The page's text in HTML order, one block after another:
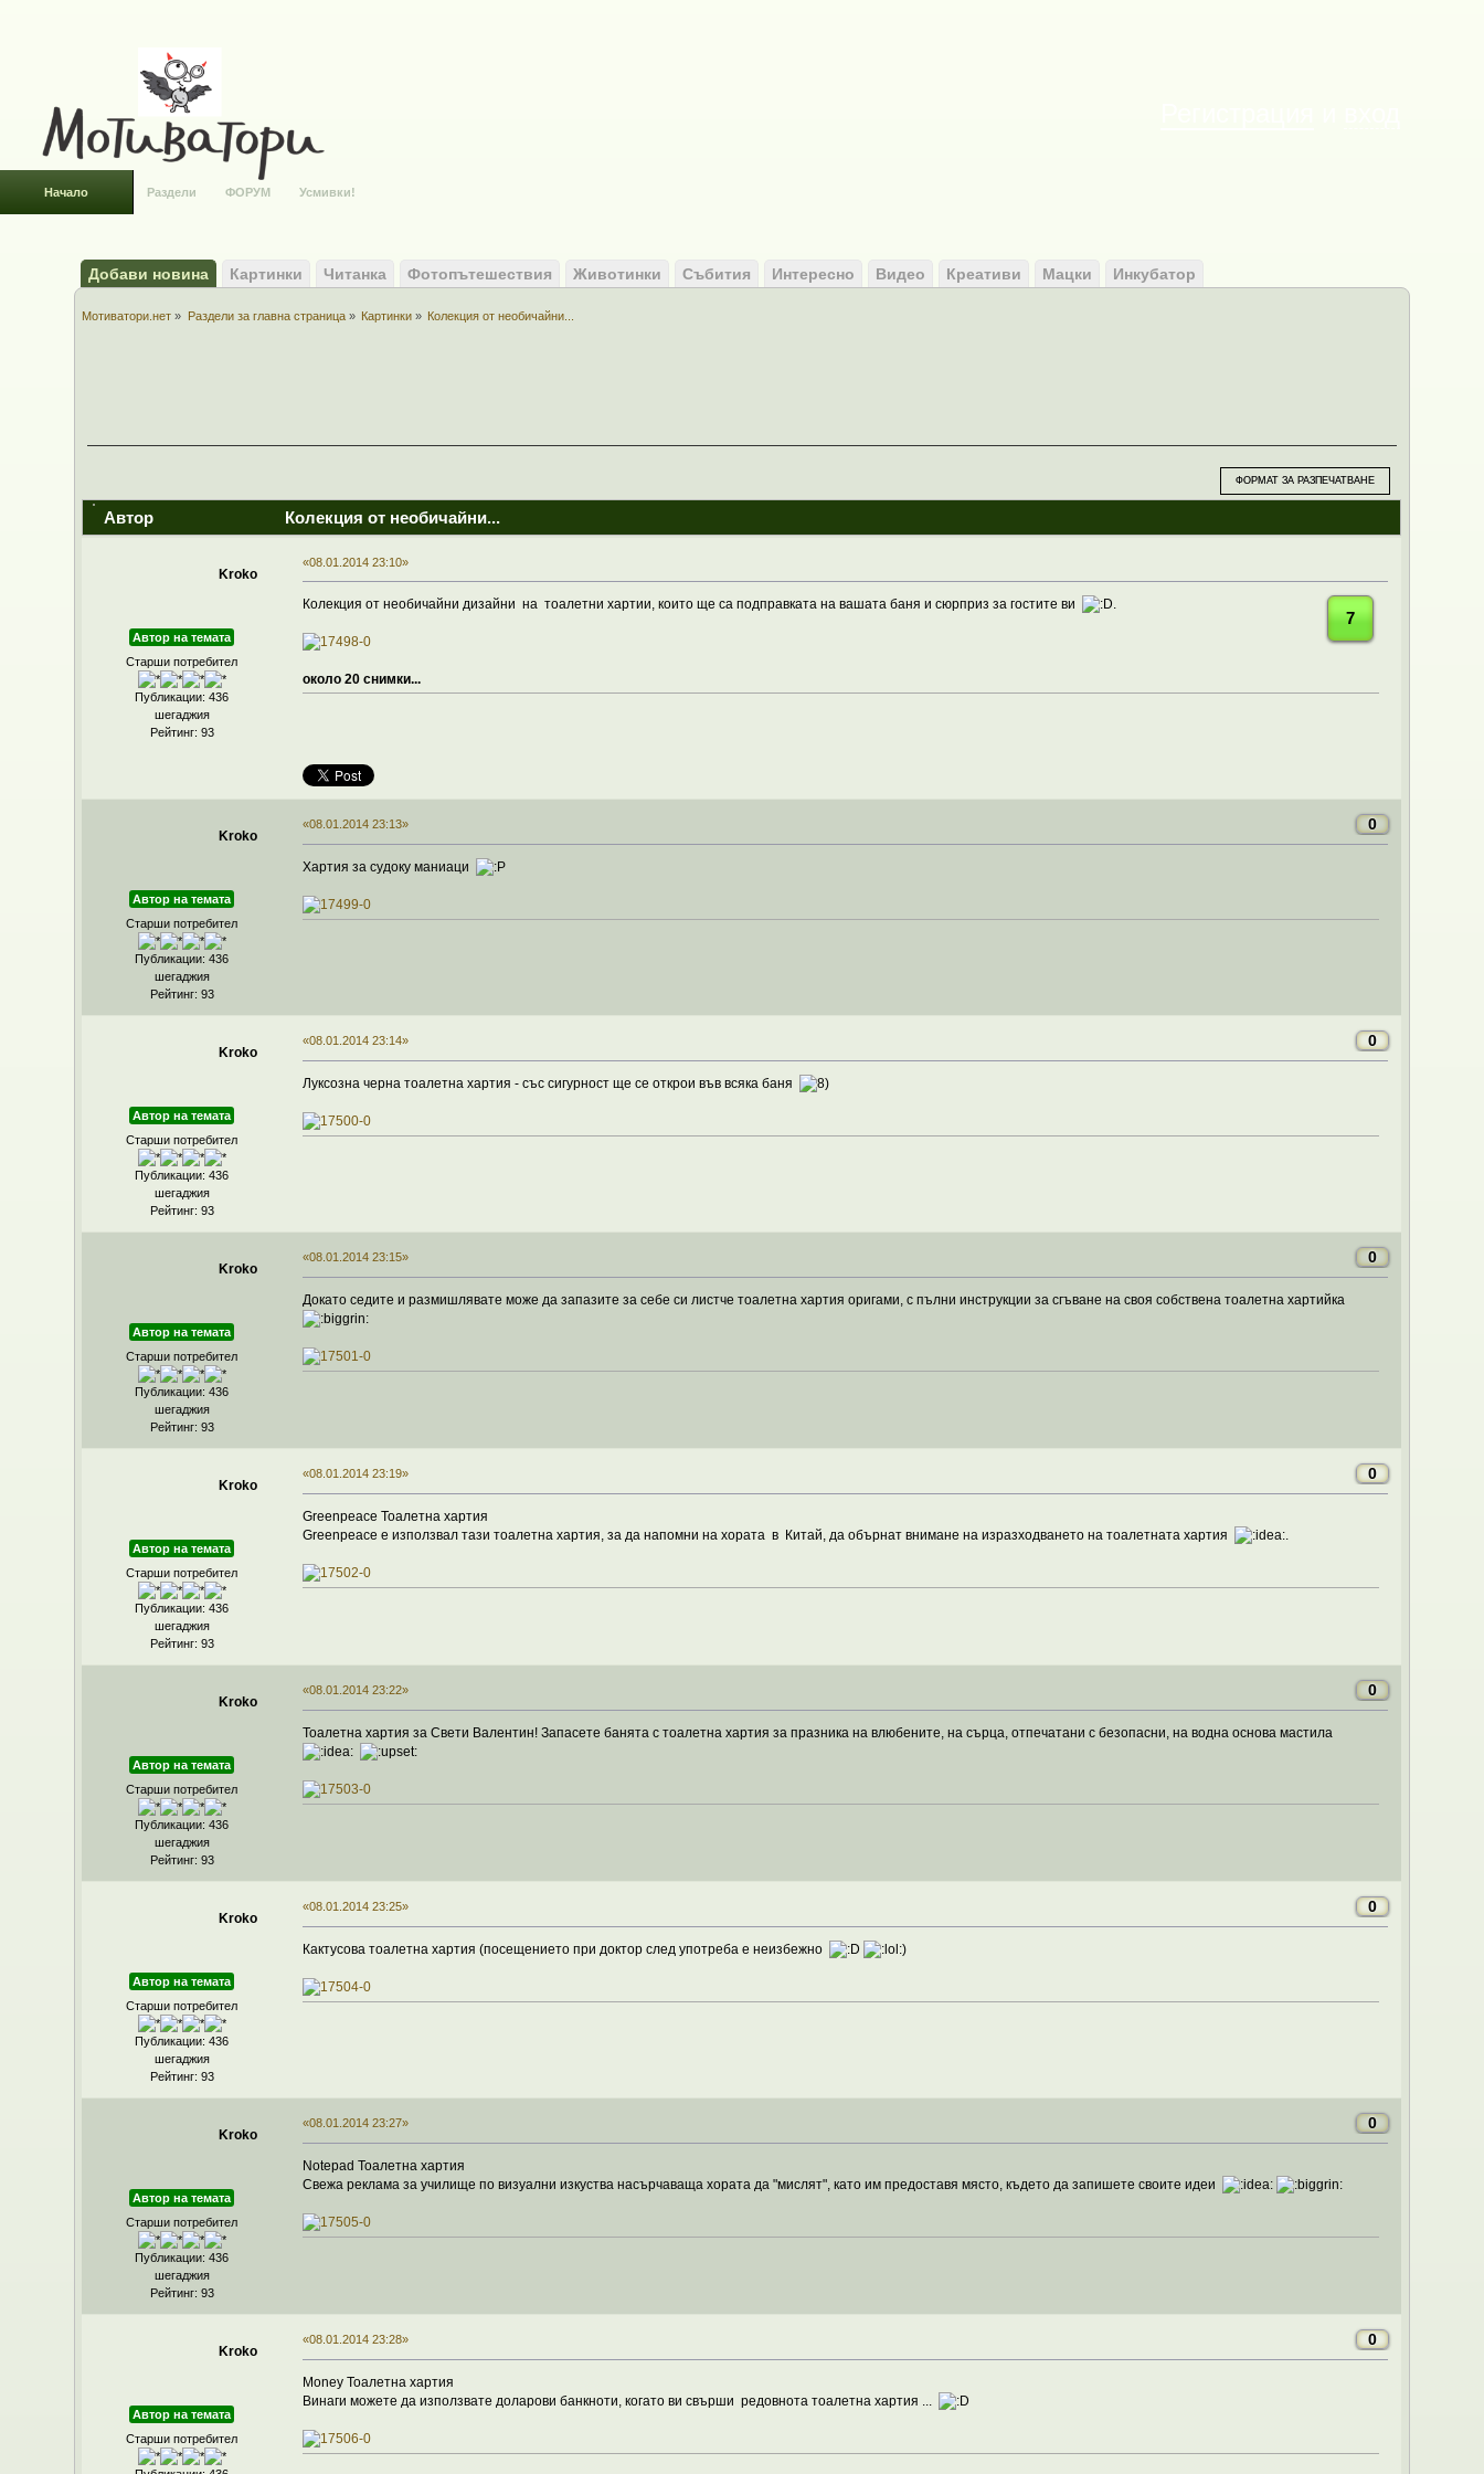
Начало Раздели ФОРУМ Усмивки!
Добави новина Картинки Читанка Фотопътешествия Животинки Събития Интересно Видео Креативи Мацки Инкубатор
Мотиватори.нет » Раздели за главна страница» Картинки » Колекция от необичайни...
ФОРМАТ ЗА РАЗПЕЧАТВАНЕ
Автор Колекция от необичайни...
Kroko
Автор на темата
Старши потребител
Публикации: 436
шегаджия
Рейтинг: 93
«08.01.2014 23:10»
7
Колекция от необичайни дизайни на тоалетни хартии, които ще са подправката на вашата баня и сюрприз за гостите ви .
около 20 снимки...
Kroko
Автор на темата
Старши потребител
Публикации: 436
шегаджия
Рейтинг: 93
«08.01.2014 23:13» 0
Хартия за судоку маниаци
Kroko
Автор на темата
Старши потребител
Публикации: 436
шегаджия
Рейтинг: 93
«08.01.2014 23:14» 0
Луксозна черна тоалетна хартия - със сигурност ще се открои във всяка баня
Kroko
Автор на темата
Старши потребител
Публикации: 436
шегаджия
Рейтинг: 93
«08.01.2014 23:15» 0
Докато седите и размишлявате може да запазите за себе си листче тоалетна хартия оригами, с пълни инструкции за сгъване на своя собствена тоалетна хартийка
Kroko
Автор на темата
Старши потребител
Публикации: 436
шегаджия
Рейтинг: 93
«08.01.2014 23:19» 0
Greenpeace Тоалетна хартия
Greenpeace е използвал тази тоалетна хартия, за да напомни на хората в Китай, да обърнат внимане на изразходването на тоалетната хартия
.
Kroko
Автор на темата
Старши потребител
Публикации: 436
шегаджия
Рейтинг: 93
«08.01.2014 23:22» 0
Тоалетна хартия за Свети Валентин! Запасете банята с тоалетна хартия за празника на влюбените, на сърца, отпечатани с безопасни, на водна основа мастила
Kroko
Автор на темата
Старши потребител
Публикации: 436
шегаджия
Рейтинг: 93
«08.01.2014 23:25» 0
Кактусова тоалетна хартия (посещението при доктор след употреба е неизбежно )
Kroko
Автор на темата
Старши потребител
Публикации: 436
шегаджия
Рейтинг: 93
«08.01.2014 23:27» 0
Notepad Тоалетна хартия
Свежа реклама за училище по визуални изкуства насърчаваща хората да "мислят", като им предоставя място, където да запишете своите идеи
Kroko
Автор на темата
Старши потребител
«08.01.2014 23:28» 0
Money Тоалетна хартия
Винаги можете да използвате доларови банкноти, когато ви свърши редовнота тоалетна хартия ...